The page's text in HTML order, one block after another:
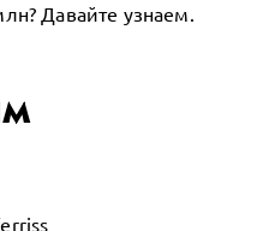
Давайте узнаем.